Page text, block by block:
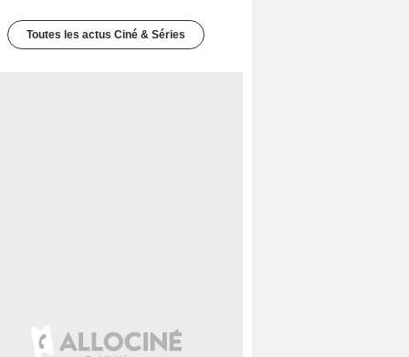
Toutes les actus Ciné & Séries